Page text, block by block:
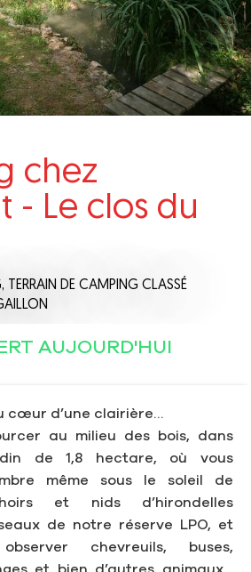
chez
- Le clos du
TERRAIN DE CAMPING CLASSÉ
AUJOURD'HUI
cœur d’une clairière…
au milieu des bois, dans
de 1,8 hectare, où vous
même sous le soleil de
et nids d’hirondelles
de notre réserve LPO, et
chevreuils, buses,